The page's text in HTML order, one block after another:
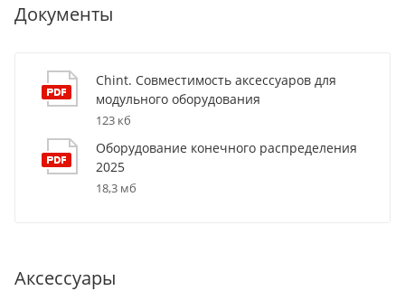
Документы
Chint. Совместимость аксессуаров для
модульного оборудования
123 кб
Оборудование конечного распределения
2025
18,3 мб
Аксессуары